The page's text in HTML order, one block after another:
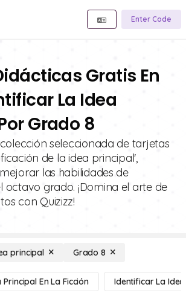
Enter Code
Gratis En
La Idea
Grado 8
seleccionada de tarjetas
de la idea principal',
las habilidades de
octavo grado. ¡Domina el arte de
con Quizizz!
principal Grado 8
En La Ficción Identificar La Idea